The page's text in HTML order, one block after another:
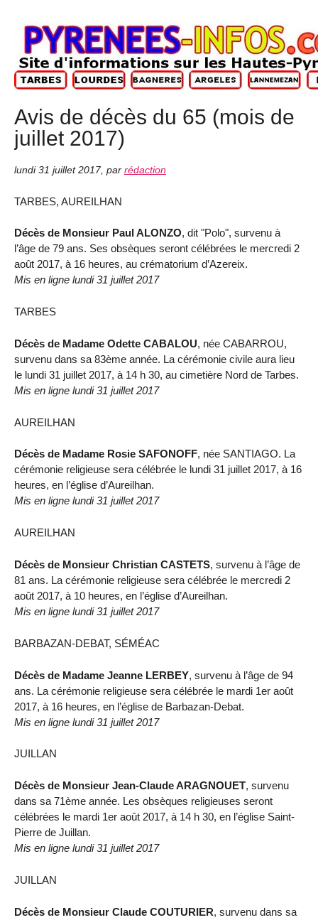
Avis de décès du 65 (mois de
juillet 2017)
lundi 31 juillet 2017, par rédaction
TARBES, AUREILHAN
Décès de Monsieur Paul ALONZO, dit "Polo", survenu à
l’âge de 79 ans. Ses obsèques seront célébrées le mercredi 2
août 2017, à 16 heures, au crématorium d’Azereix.
Mis en ligne lundi 31 juillet 2017
TARBES
Décès de Madame Odette CABALOU, née CABARROU,
survenu dans sa 83ème année. La cérémonie civile aura lieu
le lundi 31 juillet 2017, à 14 h 30, au cimetière Nord de Tarbes.
Mis en ligne lundi 31 juillet 2017
AUREILHAN
Décès de Madame Rosie SAFONOFF, née SANTIAGO. La
cérémonie religieuse sera célébrée le lundi 31 juillet 2017, à 16
heures, en l’église d’Aureilhan.
Mis en ligne lundi 31 juillet 2017
AUREILHAN
Décès de Monsieur Christian CASTETS, survenu à l’âge de
81 ans. La cérémonie religieuse sera célébrée le mercredi 2
août 2017, à 10 heures, en l’église d’Aureilhan.
Mis en ligne lundi 31 juillet 2017
BARBAZAN-DEBAT, SÉMÉAC
Décès de Madame Jeanne LERBEY, survenu à l’âge de 94
ans. La cérémonie religieuse sera célébrée le mardi 1er août
2017, à 16 heures, en l’église de Barbazan-Debat.
Mis en ligne lundi 31 juillet 2017
JUILLAN
Décès de Monsieur Jean-Claude ARAGNOUET, survenu
dans sa 71ème année. Les obsèques religieuses seront
célébrées le mardi 1er août 2017, à 14 h 30, en l’église Saint-
Pierre de Juillan.
Mis en ligne lundi 31 juillet 2017
JUILLAN
Décès de Monsieur Claude COUTURIER, survenu dans sa